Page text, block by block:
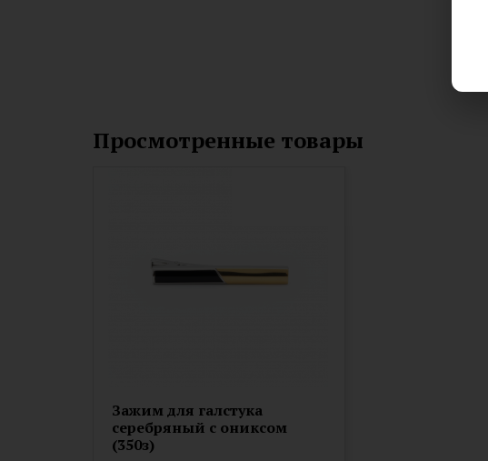
Просмотренные товары
Зажим для галстука
серебряный с ониксом
(350з)